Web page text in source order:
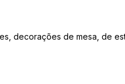
decorações de mesa, de